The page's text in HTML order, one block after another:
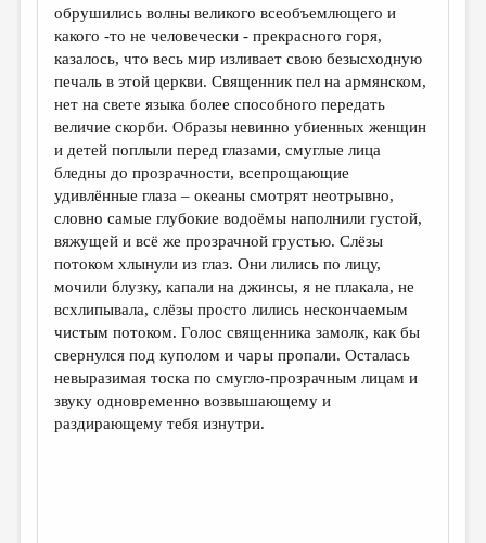
КОНКУРСЫ
ДЕТСКАЯ КОМНАТА
КНИЖНАЯ ПОЛКА
ОБЗОР ЛИТЕРАТУРЫ
СТРАНИЦЫ ПАМЯТИ
ОБЪЯВЛЕНИЯ
РЕДКОЛЛЕГИЯ
ОТ РЕДАКЦИИ
МАЛАЯ ПРОЗА
ЭССЕИСТИКА
обрушились волны великого всеобъемлющего и
какого -то не человечески - прекрасного горя,
казалось, что весь мир изливает свою безысходную
печаль в этой церкви. Священник пел на армянском,
нет на свете языка более способного передать
величие скорби. Образы невинно убиенных женщин
и детей поплыли перед глазами, смуглые лица
бледны до прозрачности, всепрощающие
удивлённые глаза – океаны смотрят неотрывно,
словно самые глубокие водоёмы наполнили густой,
вяжущей и всё же прозрачной грустью. Слёзы
потоком хлынули из глаз. Они лились по лицу,
мочили блузку, капали на джинсы, я не плакала, не
всхлипывала, слёзы просто лились нескончаемым
чистым потоком. Голос священника замолк, как бы
свернулся под куполом и чары пропали. Осталась
невыразимая тоска по смугло-прозрачным лицам и
звуку одновременно возвышающему и
раздирающему тебя изнутри.